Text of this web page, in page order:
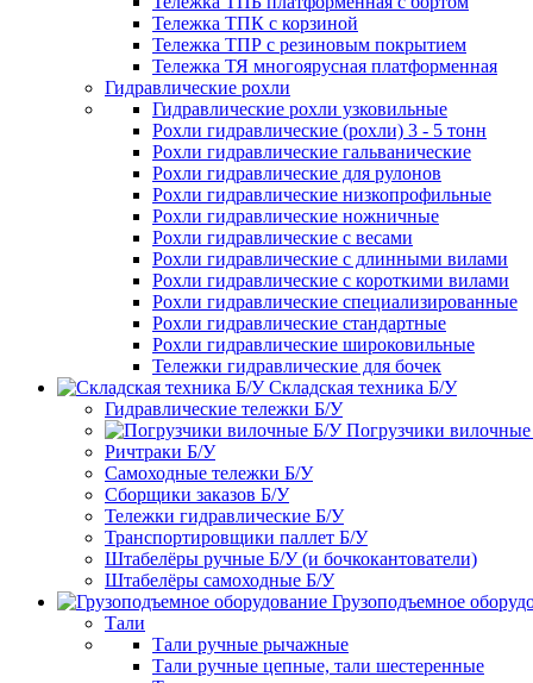
Тележка ТПК с корзиной
Тележка ТПР с резиновым покрытием
Тележка ТЯ многоярусная платформенная
Гидравлические рохли
Гидравлические рохли узковильные
Рохли гидравлические (рохли) 3 - 5 тонн
Рохли гидравлические гальванические
Рохли гидравлические для рулонов
Рохли гидравлические низкопрофильные
Рохли гидравлические ножничные
Рохли гидравлические с весами
Рохли гидравлические с длинными вилами
Рохли гидравлические с короткими вилами
Рохли гидравлические специализированные
Рохли гидравлические стандартные
Рохли гидравлические широковильные
Тележки гидравлические для бочек
Складская техника Б/У
Гидравлические тележки Б/У
Погрузчики
Ричтраки Б/У
Самоходные тележки Б/У
Сборщики заказов Б/У
Тележки гидравлические Б/У
Транспортировщики паллет Б/У
Штабелёры ручные Б/У (и бочкокантователи)
Штабелёры самоходные Б/У
Грузоподъемное
Тали
Тали ручные рычажные
Тали ручные цепные, тали шестеренные